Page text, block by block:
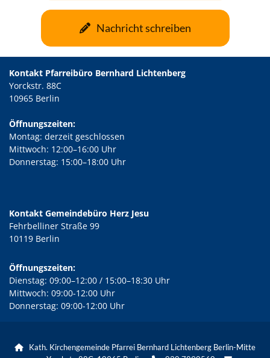
Nachricht schreiben
Kontakt Pfarreibüro Bernhard Lichtenberg
Yorckstr. 88C
10965 Berlin
Öffnungszeiten:
Montag: derzeit geschlossen
Mittwoch: 12:00–16:00 Uhr
Donnerstag: 15:00–18:00 Uhr
Kontakt Gemeindebüro Herz Jesu
Fehrbelliner Straße 99
10119 Berlin
Öffnungszeiten:
Dienstag: 09:00–12:00 / 15:00–18:30 Uhr
Mittwoch: 09:00-12:00 Uhr
Donnerstag: 09:00-12:00 Uhr

Kath. Kirchengemeinde Pfarrei Bernhard Lichtenberg Berlin-Mitte